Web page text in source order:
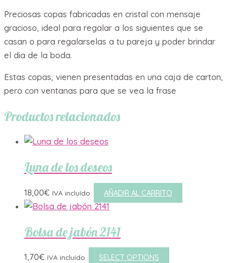
Preciosas copas fabricadas en cristal con mensaje
gracioso, ideal para regalar a los siguientes que se
casan o para regalarselas a tu pareja y poder brindar
el dia de la boda.
Estas copas, vienen presentadas en una caja de carton,
pero con ventanas para que se vea la frase
Productos relacionados
Luna de los deseos
18,00€ IVA incluído AÑADIR AL CARRITO
Bolsa de jabón 2141
1,70€ IVA incluído SELECT OPTIONS